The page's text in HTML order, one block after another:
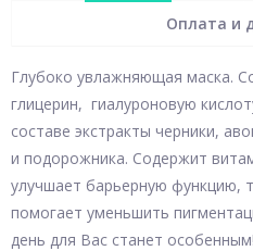
Оплата и
Глубоко увлажняющая маска.
глицерин, гиалуроновую
составе экстракты черники,
и подорожника. Содержит
улучшает барьерную функцию,
помогает уменьшить
день для Вас станет